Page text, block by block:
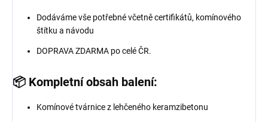
Dodáváme vše potřebné včetně certifikátů, komínového
štítku a návodu
DOPRAVA ZDARMA po celé ČR.
📦 Kompletní obsah balení:
Komínové tvárnice z lehčeného keramzibetonu